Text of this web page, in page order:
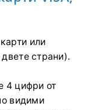
или
страни).
4 цифри от
видими